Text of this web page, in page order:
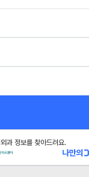
과 정보를 찾아드려요.